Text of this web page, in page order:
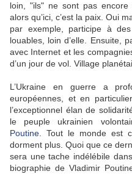
loin, "ils" ne sont pas encore
alors qu’ici, c’est la paix. Oui
par exemple, participe à
louables, loin d’elle. Ensuite,
avec Internet et les
d’un jour de vol. Village
L’Ukraine en guerre a
européennes, et en
l’exceptionnel élan de
le peuple ukrainien
Poutine . Tout le monde est
dorment plus. Quoi que ce
sera une tache indélébile
biographie de Vladimir